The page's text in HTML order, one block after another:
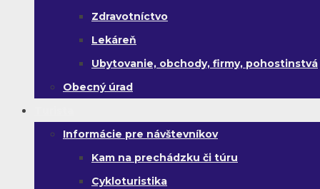
Zdravotníctvo
Lekáreň
Ubytovanie, obchody, firmy, pohostinstvá
Obecný úrad
Informácie pre návštevníkov
Kam na prechádzku či túru
Cykloturistika